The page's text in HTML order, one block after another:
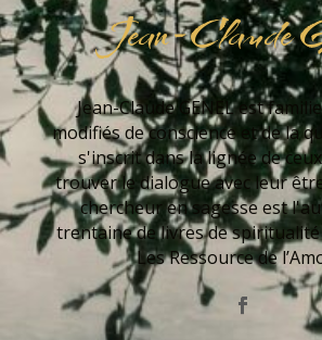
Jean-Claude
Jean-Claude GENEL est
modifiés de conscience et de la
s'inscrit dans la lignée de
trouver le dialogue avec leur
chercheur en sagesse est
trentaine de livres de
Les Ressource de